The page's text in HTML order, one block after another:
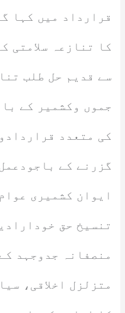
قرارداد میں کہا
کا تنازعہ سلامتی
سے قدیم حل طلب
جموں وکشمیر کے
کی متعدد
گزرنے کے
ایوان کشمیری
تنسیخ حق
منصفانہ جدوجہد
متزلزل اخلاقی،